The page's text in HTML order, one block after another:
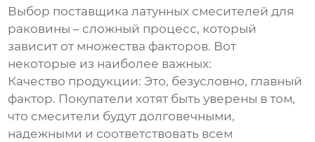
Выбор поставщикалатунных смесителей для
раковины – сложный процесс, который
зависит от множества факторов. Вот
некоторые из наиболее важных:
Качество продукции: Это, безусловно, главный
фактор. Покупатели хотят быть уверены в том,
что смесители будут долговечными,
надежными и соответствовать всем